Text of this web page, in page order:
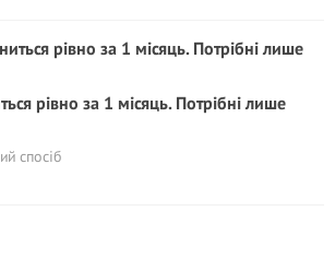
рівно за 1 місяць. Потрібні лише
спосіб